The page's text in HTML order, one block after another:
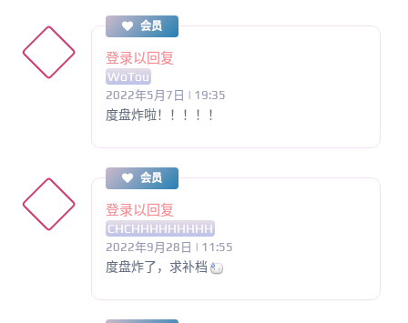
会员
登录以回复
WoTou
2022年5月7日 | 19:35
度盘炸啦！！！！！
会员
登录以回复
CHCHHHHHHHHH
2022年9月28日 | 11:55
度盘炸了，求补档